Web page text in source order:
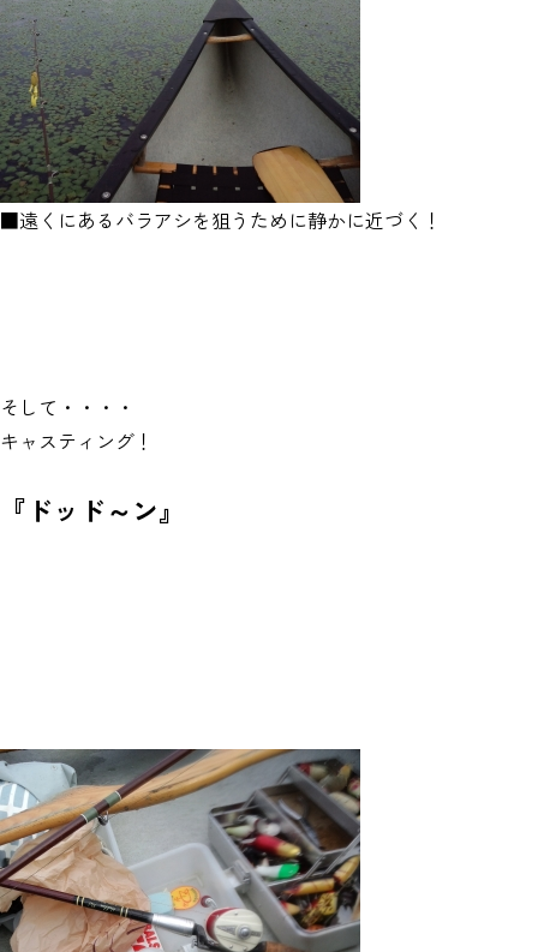
■遠くにあるバラアシを狙うために静かに近づく！
そして・・・・
キャスティング！
『ドッド～ン』